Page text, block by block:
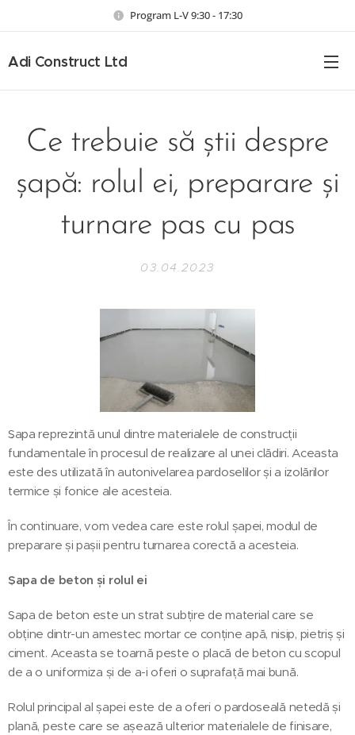
Program L-V 9:30 - 17:30
Adi Construct Ltd
Ce trebuie să știi despre
șapă: rolul ei, preparare și
turnare pas cu pas
03.04.2023
Șapa reprezintă unul dintre materialele de construcții
fundamentale în procesul de realizare al unei clădiri. Aceasta
este des utilizată în autonivelarea pardoselilor și a izolărilor
termice și fonice ale acesteia.
În continuare, vom vedea care este rolul șapei, modul de
preparare și pașii pentru turnarea corectă a acesteia.
Șapa de beton și rolul ei
Șapa de beton este un strat subțire de material care se
obține dintr-un amestec mortar ce conține apă, nisip, pietriș și
ciment. Aceasta se toarnă peste o placă de beton cu scopul
de a o uniformiza și de a-i oferi o suprafață mai bună.
Rolul principal al șapei este de a oferi o pardoseală netedă și
plană, peste care se așează ulterior materialele de finisare,